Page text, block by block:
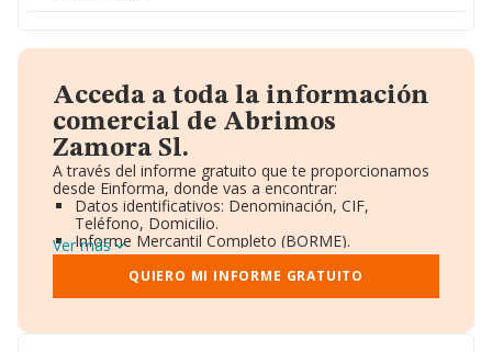
Acceda a toda la información
comercial de Abrimos
Zamora Sl.
A través del informe gratuito que te proporcionamos
desde Einforma, donde vas a encontrar:
Datos identificativos: Denominación, CIF,
Teléfono, Domicilio.
Informe Mercantil Completo (BORME).
Gráficos de Evolución Ventas y Empleados.
Consejo de Administración y Administradores.
Directivos y Ejecutivos.
Ver más
QUIERO MI INFORME GRATUITO